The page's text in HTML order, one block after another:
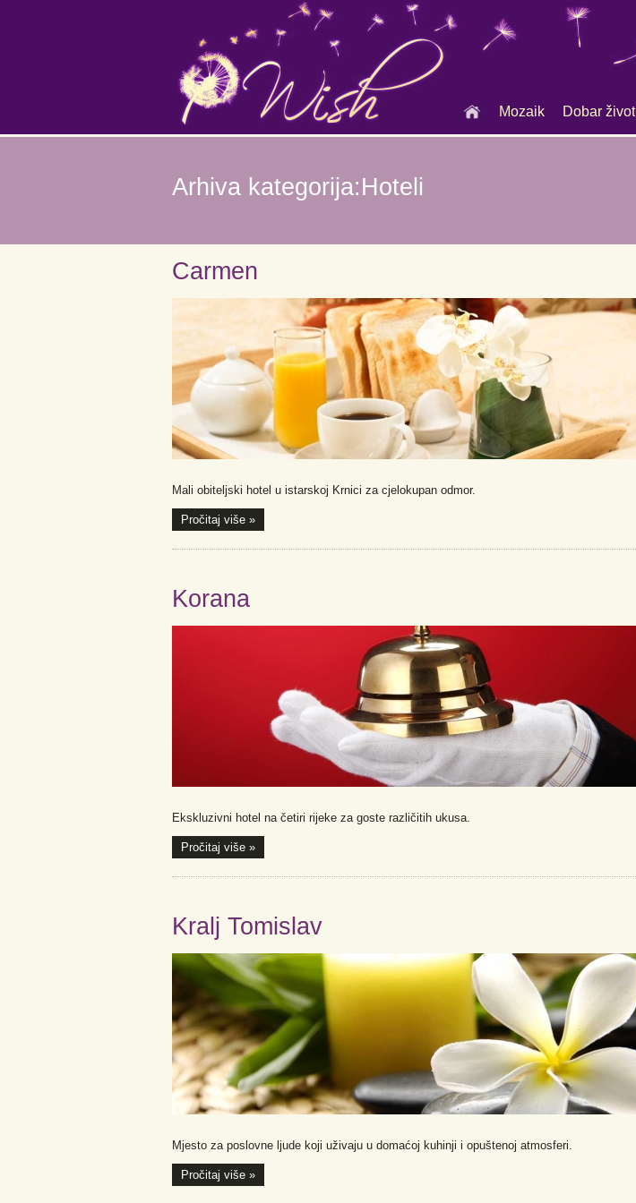
Mozaik Dobar život
Arhiva kategorija:Hoteli
Carmen
Mali obiteljski hotel u istarskoj Krnici za cjelokupan odmor.
Pročitaj više »
Korana
Ekskluzivni hotel na četiri rijeke za goste različitih ukusa.
Pročitaj više »
Kralj Tomislav
Mjesto za poslovne ljude koji uživaju u domaćoj kuhinji i opuštenoj atmosferi.
Pročitaj više »